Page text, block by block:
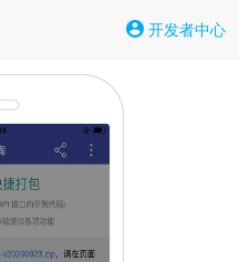
开发者中心